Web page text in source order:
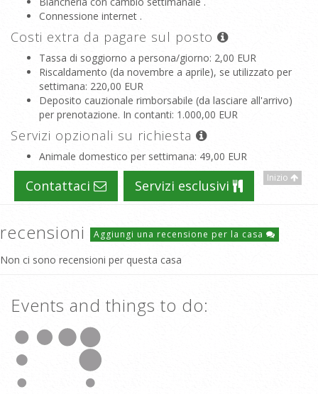
Connessione internet .
Costi extra da pagare sul posto
Tassa di soggiorno a persona/giorno: 2,00 EUR
Riscaldamento (da novembre a aprile), se utilizzato per
settimana: 220,00 EUR
Deposito cauzionale rimborsabile (da lasciare all'arrivo)
per prenotazione. In contanti: 1.000,00 EUR
Servizi opzionali su richiesta
Animale domestico per settimana: 49,00 EUR
Inizio
Contattaci Servizi esclusivi
recensioni Aggiungi una recensione per la casa
Non ci sono recensioni per questa casa
Events and things to do: